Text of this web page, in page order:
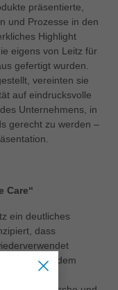
präsentierte,
und Prozesse in den
Highlight
eigens von Leitz für
gefertigt wurden.
vereinten sie
auf eindrucksvolle
Unternehmens, in
gerecht zu werden –
Care“
ein deutliches
dass
verlieh dem
des